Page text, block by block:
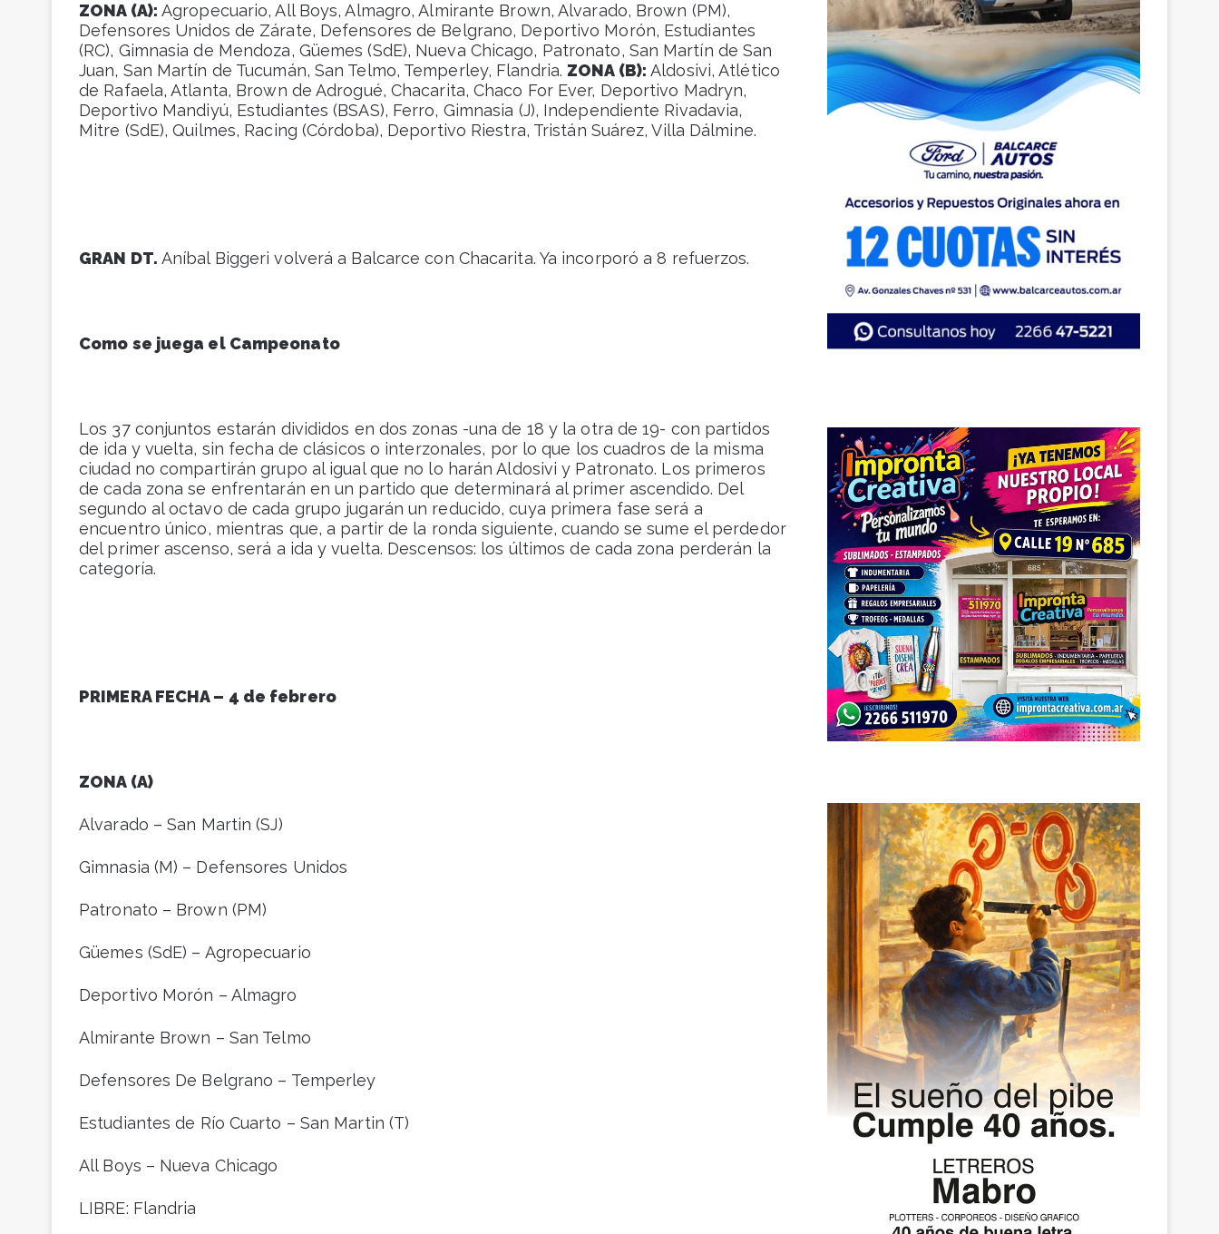
ZONA (A): Agropecuario, All Boys, Almagro, Almirante Brown, Alvarado, Brown (PM),
Defensores Unidos de Zárate, Defensores de Belgrano, Deportivo Morón, Estudiantes
(RC), Gimnasia de Mendoza, Güemes (SdE), Nueva Chicago, Patronato, San Martín de San
Juan, San Martín de Tucumán, San Telmo, Temperley, Flandria. ZONA (B): Aldosivi, Atlético
de Rafaela, Atlanta, Brown de Adrogué, Chacarita, Chaco For Ever, Deportivo Madryn,
Deportivo Mandiyú, Estudiantes (BSAS), Ferro, Gimnasia (J), Independiente Rivadavia,
Mitre (SdE), Quilmes, Racing (Córdoba), Deportivo Riestra, Tristán Suárez, Villa Dálmine.
GRAN DT. Aníbal Biggeri volverá a Balcarce con Chacarita. Ya incorporó a 8 refuerzos.
Como se juega el Campeonato
Los 37 conjuntos estarán divididos en dos zonas -una de 18 y la otra de 19- con partidos
de ida y vuelta, sin fecha de clásicos o interzonales, por lo que los cuadros de la misma
ciudad no compartirán grupo al igual que no lo harán Aldosivi y Patronato. Los primeros
de cada zona se enfrentarán en un partido que determinará al primer ascendido. Del
segundo al octavo de cada grupo jugarán un reducido, cuya primera fase será a
encuentro único, mientras que, a partir de la ronda siguiente, cuando se sume el perdedor
del primer ascenso, será a ida y vuelta. Descensos: los últimos de cada zona perderán la
categoría.
PRIMERA FECHA – 4 de febrero
ZONA (A)
Alvarado – San Martin (SJ)
Gimnasia (M) – Defensores Unidos
Patronato – Brown (PM)
Güemes (SdE) – Agropecuario
Deportivo Morón – Almagro
Almirante Brown – San Telmo
Defensores De Belgrano – Temperley
Estudiantes de Río Cuarto – San Martin (T)
All Boys – Nueva Chicago
LIBRE: Flandria